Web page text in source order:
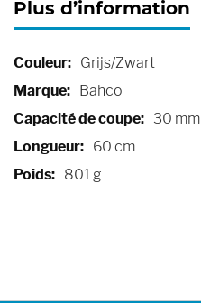
Plus d’information
Plus
d’information
Grijs/Zwart
Bahco
30 mm
60 cm
801 g